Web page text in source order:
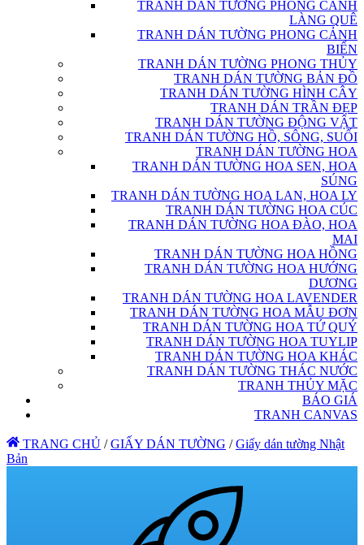
TRANH DÁN TƯỜNG PHONG CẢNH
LÀNG QUÊ
TRANH DÁN TƯỜNG PHONG CẢNH
BIỂN
TRANH DÁN TƯỜNG PHONG THỦY
TRANH DÁN TƯỜNG BẢN ĐỒ
TRANH DÁN TƯỜNG HÌNH CÂY
TRANH DÁN TRẦN ĐẸP
TRANH DÁN TƯỜNG ĐỘNG VẬT
TRANH DÁN TƯỜNG HỒ, SÔNG, SUỐI
TRANH DÁN TƯỜNG HOA
TRANH DÁN TƯỜNG HOA SEN, HOA
SÚNG
TRANH DÁN TƯỜNG HOA LAN, HOA LY
TRANH DÁN TƯỜNG HOA CÚC
TRANH DÁN TƯỜNG HOA ĐÀO, HOA
MAI
TRANH DÁN TƯỜNG HOA HỒNG
TRANH DÁN TƯỜNG HOA HƯỚNG
DƯƠNG
TRANH DÁN TƯỜNG HOA LAVENDER
TRANH DÁN TƯỜNG HOA MẪU ĐƠN
TRANH DÁN TƯỜNG HOA TỨ QUÝ
TRANH DÁN TƯỜNG HOA TUYLIP
TRANH DÁN TƯỜNG HOA KHÁC
TRANH DÁN TƯỜNG THÁC NƯỚC
TRANH THỦY MẶC
BÁO GIÁ
TRANH CANVAS
TRANG CHỦ / GIẤY DÁN TƯỜNG / Giấy dán tường Nhật
Bản